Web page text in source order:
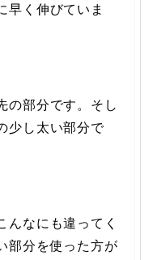
早く伸びていま
の部分です。そし
少し太い部分で
んなにも違ってく
部分を使った方が